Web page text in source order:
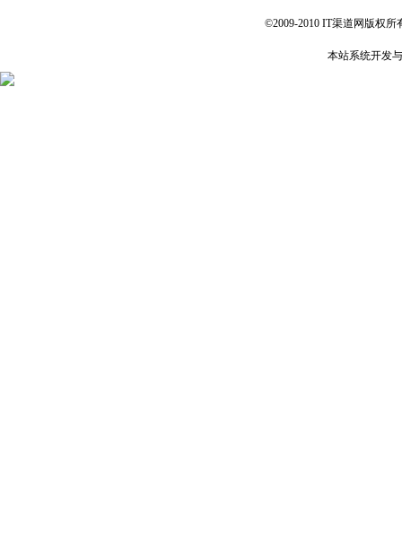
©2009-2010 IT渠道网版权所
本站系统开发